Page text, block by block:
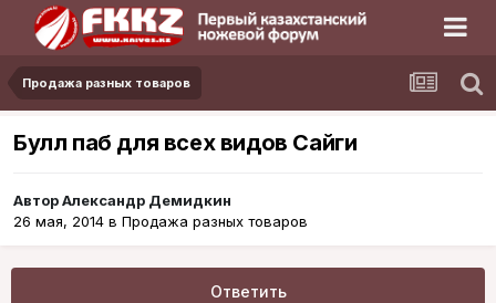
Продажа разных товаров
Булл паб для всех видов Сайги
АвторАлександр Демидкин
26 мая, 2014 в Продажа разных товаров
Ответить